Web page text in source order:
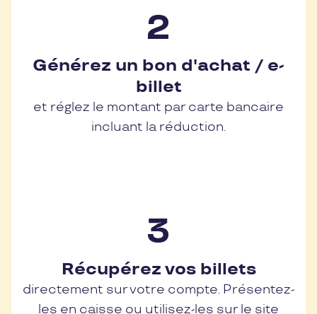
Générez un bon d'achat / e-
billet
et réglez le montant par carte bancaire
incluant la réduction.
Récupérez vos billets
directement sur votre compte. Présentez-
les en caisse ou utilisez-les sur le site